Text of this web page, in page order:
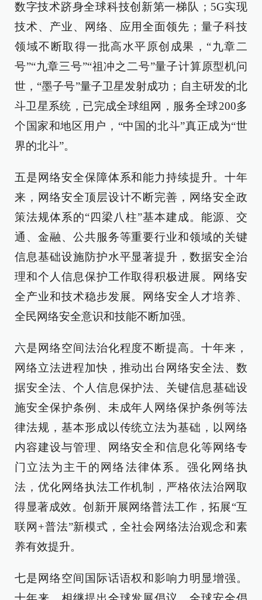
数字技术跻身全球科技创新第一梯队；5G实现
技术、产业、网络、应用全面领先；量子科技
领域不断取得一批高水平原创成果，“九章二
号”“九章三号”“祖冲之二号”量子计算原型机问
世，“墨子号”量子卫星发射成功；自主研发的北
斗卫星系统，已完成全球组网，服务全球200多
个国家和地区用户，“中国的北斗”真正成为“世
界的北斗”。
五是网络安全保障体系和能力持续提升。十年
来，网络安全顶层设计不断完善，网络安全政
策法规体系的“四梁八柱”基本建成。能源、交
通、金融、公共服务等重要行业和领域的关键
信息基础设施防护水平显著提升，数据安全治
理和个人信息保护工作取得积极进展。网络安
全产业和技术稳步发展。网络安全人才培养、
全民网络安全意识和技能不断加强。
六是网络空间法治化程度不断提高。十年来，
网络立法进程加快，推动出台网络安全法、数
据安全法、个人信息保护法、关键信息基础设
施安全保护条例、未成年人网络保护条例等法
律法规，基本形成以传统立法为基础，以网络
内容建设与管理、网络安全和信息化等网络专
门立法为主干的网络法律体系。强化网络执
法，优化网络执法工作机制，严格依法治网取
得显著成效。创新开展网络普法工作，拓展“互
联网+普法”新模式，全社会网络法治观念和素
养有效提升。
七是网络空间国际话语权和影响力明显增强。